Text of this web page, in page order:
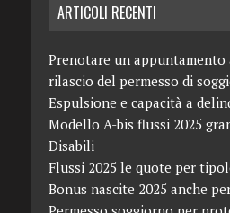
ARTICOLI RECENTI
Prenotare un appuntamento
rilascio del permesso di
Espulsione e capacità a
Modello A-bis flussi 2025
Disabili
Flussi 2025 le quote per
Bonus nascite 2025 anche